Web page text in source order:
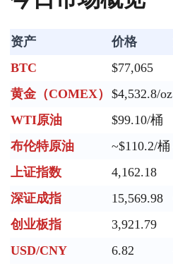
资产 价格
BTC
$77,065
黄金（COMEX） $4,532.8/oz
WTI原油
$99.10/桶
布伦特原油
~$110.2/桶
上证指数
4,162.18
深证成指
15,569.98
创业板指
3,921.79
USD/CNY
6.82